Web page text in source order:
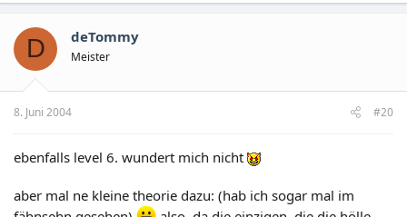
D deTommy
Meister
8. Juni 2004 #20
ebenfalls level 6. wundert mich nicht
aber mal ne kleine theorie dazu: (hab ich sogar mal im